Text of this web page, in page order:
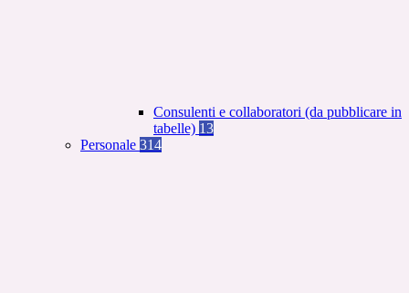
Consulenti e collaboratori (da pubblicare in
tabelle) 13
Personale 314